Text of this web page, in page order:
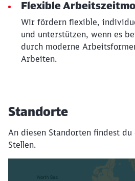
Flexible
Wir fördern flexible,
und unterstützen, wenn es
durch moderne
Arbeiten.
Standorte
An diesen Standorten findest
Stellen.